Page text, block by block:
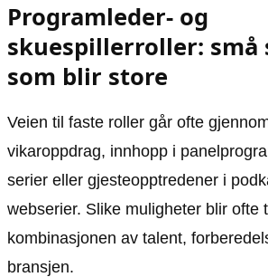
Programleder- og
skuespillerroller: små
som blir store
Veien til faste roller går ofte
vikaroppdrag, innhopp i
serier eller gjesteopptredener i
webserier. Slike muligheter blir ofte
kombinasjonen av talent,
bransjen.